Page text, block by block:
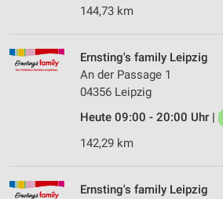
144,73 km
Ernsting's family Leipzig
An der Passage 1
04356 Leipzig
Heute 09:00 - 20:00 Uhr |
142,29 km
Ernsting's family Leipzig